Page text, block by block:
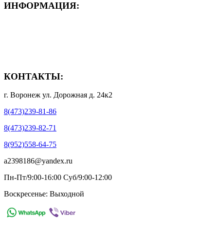
ИНФОРМАЦИЯ:
КОНТАКТЫ:
г. Воронеж ул. Дорожная д. 24к2
8(473)239-81-86
8(473)239-82-71
8(952)558-64-75
a2398186@yandex.ru
Пн-Пт/9:00-16:00 Суб/9:00-12:00
Воскресенье: Выходной